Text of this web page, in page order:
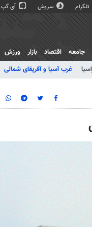
تلگرام سروش آی گپ
جامعه اقتصاد بازار ورزش
غرب آسیا و آفریقای شمالی